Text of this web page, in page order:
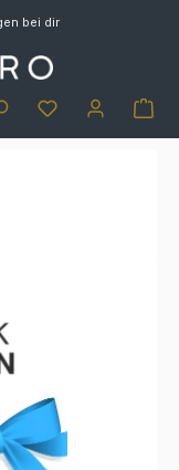
bei dir